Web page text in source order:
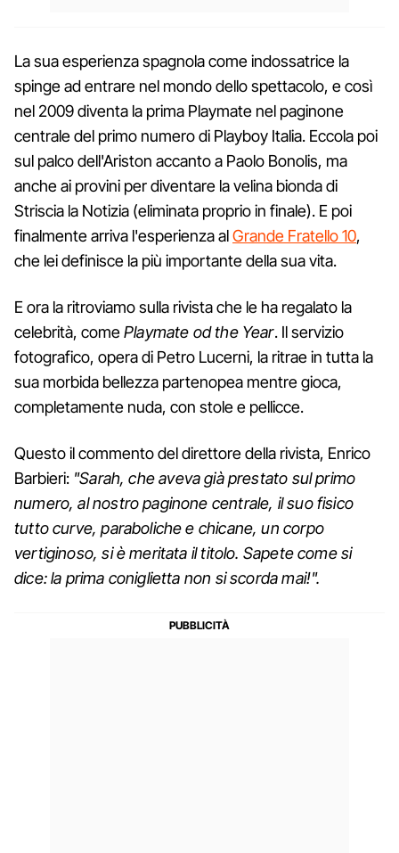
La sua esperienza spagnola come indossatrice la
spinge ad entrare nel mondo dello spettacolo, e così
nel 2009 diventa la prima Playmate nel paginone
centrale del primo numero di Playboy Italia. Eccola poi
sul palco dell'Ariston accanto a Paolo Bonolis, ma
anche ai provini per diventare la velina bionda di
Striscia la Notizia (eliminata proprio in finale). E poi
finalmente arriva l'esperienza alGrande Fratello 10,
che lei definisce la più importante della sua vita.
E ora la ritroviamo sulla rivista che le ha regalato la
celebrità, comePlaymate od the Year. Il servizio
fotografico, opera di Petro Lucerni, la ritrae in tutta la
sua morbida bellezza partenopea mentre gioca,
completamente nuda, con stole e pellicce.
Questo il commento del direttore della rivista, Enrico
Barbieri: "Sarah, che aveva già prestato sul primo
numero, al nostro paginone centrale, il suo fisico
tutto curve, paraboliche e chicane, un corpo
vertiginoso, si è meritata il titolo. Sapete come si
dice: la prima coniglietta non si scorda mai!".